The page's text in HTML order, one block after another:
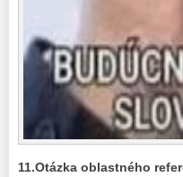
11.Otázka oblastného